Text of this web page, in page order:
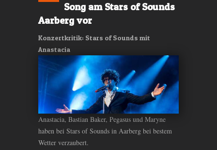
Song am Stars of Sounds
Aarberg vor
Konzertkritik: Stars of Sounds mit
Anastacia
Anastacia, Bastian Baker, Pegasus und Maryne
haben bei Stars of Sounds in Aarberg bei bestem
Wetter verzaubert.